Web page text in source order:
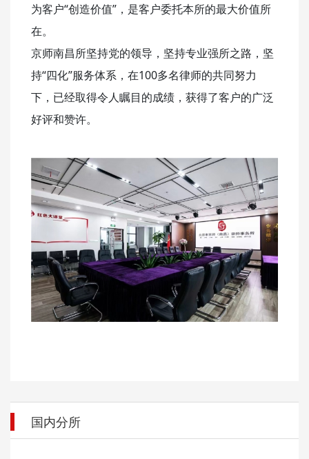
为客户“创造价值”，是客户委托本所的最大价值所
在。
京师南昌所坚持党的领导，坚持专业强所之路，坚
持“四化”服务体系，在100多名律师的共同努力
下，已经取得令人瞩目的成绩，获得了客户的广泛
好评和赞许。
国内分所